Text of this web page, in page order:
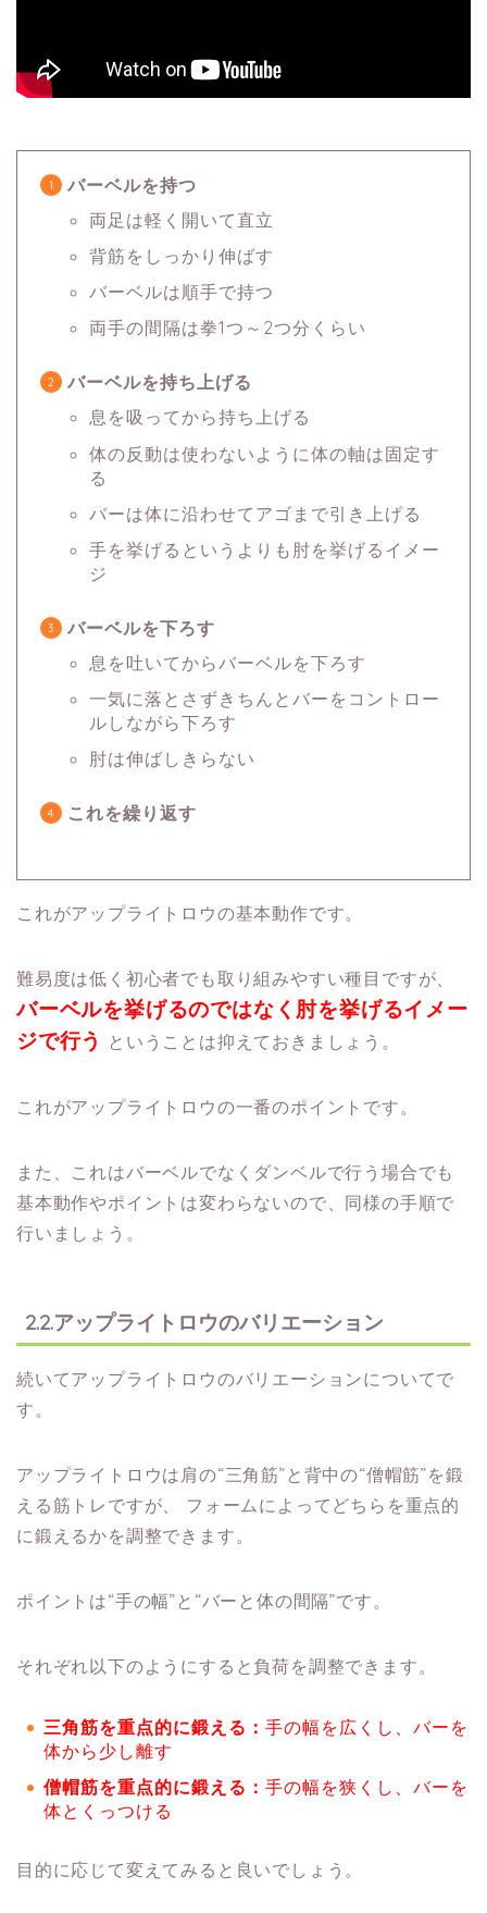
バーベルを持つ
両足は軽く開いて直立
背筋をしっかり伸ばす
バーベルは順手で持つ
両手の間隔は拳1つ～2つ分くらい
バーベルを持ち上げる
息を吸ってから持ち上げる
体の反動は使わないように体の軸は固定す
る
バーは体に沿わせてアゴまで引き上げる
手を挙げるというよりも肘を挙げるイメー
ジ
バーベルを下ろす
息を吐いてからバーベルを下ろす
一気に落とさずきちんとバーをコントロー
ルしながら下ろす
肘は伸ばしきらない
これを繰り返す
これがアップライトロウの基本動作です。
難易度は低く初心者でも取り組みやすい種目ですが、
バーベルを挙げるのではなく肘を挙げるイメー
ジで行う
ということは抑えておきましょう。
これがアップライトロウの一番のポイントです。
また、これはバーベルでなくダンベルで行う場合でも
基本動作やポイントは変わらないので、同様の手順で
行いましょう。
2.2.アップライトロウのバリエーション
続いてアップライトロウのバリエーションについてで
す。
アップライトロウは肩の“三角筋”と背中の“僧帽筋”を鍛
える筋トレですが、
フォームによってどちらを重点的
に鍛えるかを調整できます。
ポイントは“手の幅”と“バーと体の間隔”です。
それぞれ以下のようにすると負荷を調整できます。
三角筋を重点的に鍛える： 手の幅を広くし、バーを
体から少し離す
僧帽筋を重点的に鍛える： 手の幅を狭くし、バーを
体とくっつける
目的に応じて変えてみると良いでしょう。